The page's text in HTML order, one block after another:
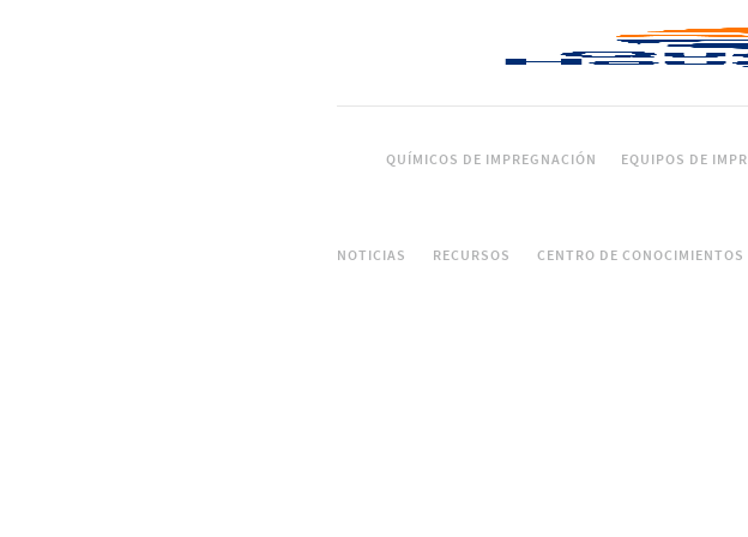
QUÍMICOS DE IMPREGNACIÓN EQUIPOS DE
NOTICIAS RECURSOS CENTRO DE CONOCIMIENTOS